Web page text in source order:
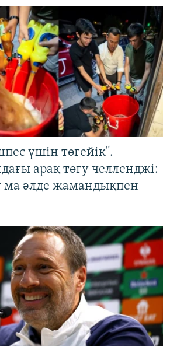
үшін төгейік".
арақ төгу челленджі:
әлде жамандықпен